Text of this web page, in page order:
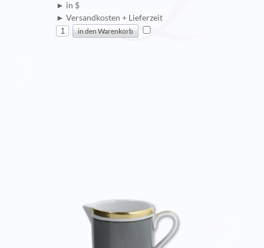
► in $
► Versandkosten + Lieferzeit